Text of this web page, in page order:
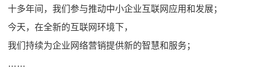
十多年间，我们参与推动中小企业互联网应用和发展；
今天，在全新的互联网环境下，
我们持续为企业网络营销提供新的智慧和服务；
……